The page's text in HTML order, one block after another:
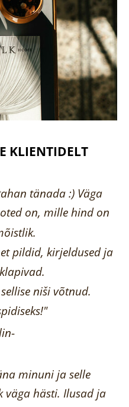
KLIENTIDELT
tänada :) Väga
on, mille hind on
pildid, kirjeldused ja
niši võtnud.
-
minuni ja selle
väga hästi. Ilusad ja